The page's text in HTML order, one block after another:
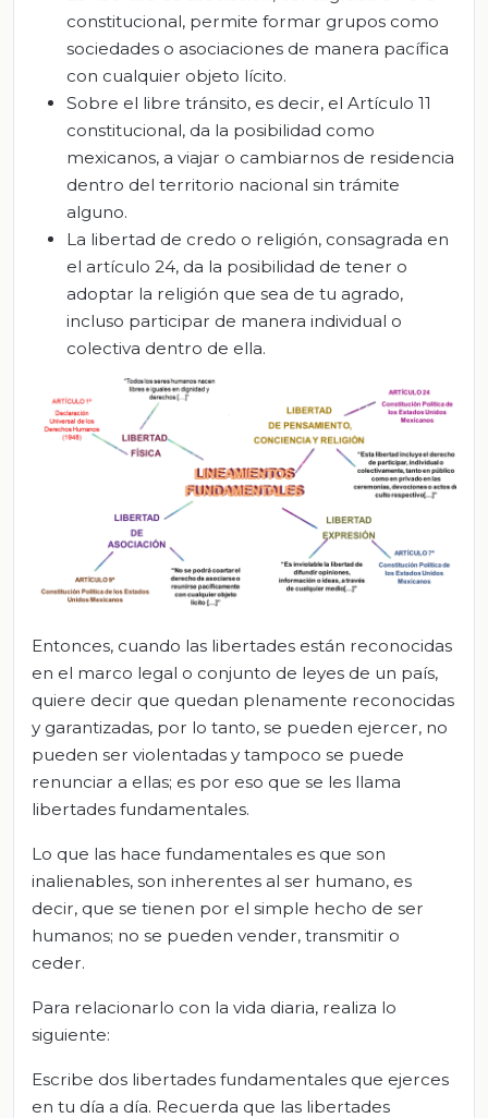
constitucional, permite formar grupos como
sociedades o asociaciones de manera pacífica
con cualquier objeto lícito.
Sobre el libre tránsito, es decir, el Artículo 11
constitucional, da la posibilidad como
mexicanos, a viajar o cambiarnos de residencia
dentro del territorio nacional sin trámite
alguno.
La libertad de credo o religión, consagrada en
el artículo 24, da la posibilidad de tener o
adoptar la religión que sea de tu agrado,
incluso participar de manera individual o
colectiva dentro de ella.
Entonces, cuando las libertades están reconocidas
en el marco legal o conjunto de leyes de un país,
quiere decir que quedan plenamente reconocidas
y garantizadas, por lo tanto, se pueden ejercer, no
pueden ser violentadas y tampoco se puede
renunciar a ellas; es por eso que se les llama
libertades fundamentales.
Lo que las hace fundamentales es que son
inalienables, son inherentes al ser humano, es
decir, que se tienen por el simple hecho de ser
humanos; no se pueden vender, transmitir o
ceder.
Para relacionarlo con la vida diaria, realiza lo
siguiente:
Escribe dos libertades fundamentales que ejerces
en tu día a día. Recuerda que las libertades